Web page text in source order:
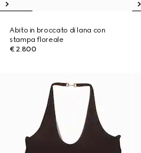
Abito in broccato di lana con
stampa floreale
€ 2.800